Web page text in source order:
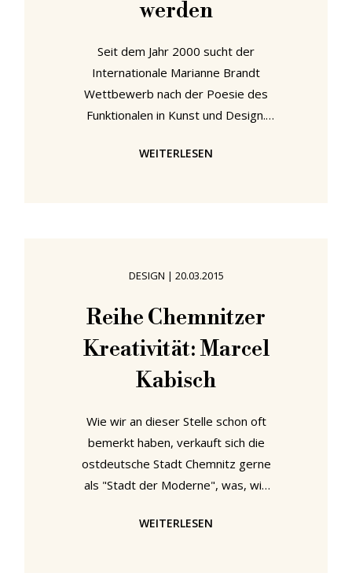
werden
Seit dem Jahr 2000 sucht der
Internationale Marianne Brandt
Wettbewerb nach der Poesie des
Funktionalen in Kunst und Design.
stattfindenden Wettbewerb noch
ganz unterschiedlich interpretiert
werden kann und betont wie
entwicklungsfähig Funktionalität und
Poesie und ihre gegenseitige
Beziehung doch sind. Es gibt
WEITERLESEN
DESIGN | 20.03.2015
Reihe Chemnitzer
Kreativität: Marcel
Kabisch
Wie wir an dieser Stelle schon oft
bemerkt haben, verkauft sich die
ostdeutsche Stadt Chemnitz gerne
als "Stadt der Moderne", was, wie
eine etwas zu positive Behauptung
WEITERLESEN